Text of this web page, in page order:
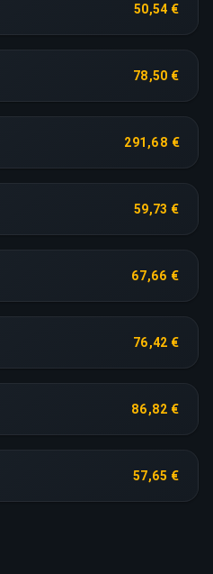
50,54 €
78,50 €
291,68 €
59,73 €
67,66 €
76,42 €
86,82 €
57,65 €